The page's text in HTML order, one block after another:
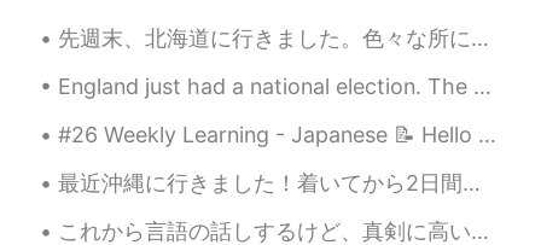
FR EN
Thanks you
Sanchez 2020.01.15 08:05
先週末、北海道に行きました。色々な所に行けて良かったです。ビールが大好きだから、いっぱいサッポロビールを飲みました。サッポロビール博物館でしか買えないビールがあって本当に美味しかったです。天気は...
England just had a national election. The worst result has come of it, and I never want to return...
#26 Weekly Learning - Japanese 📝 Hello HT friends 😄, Welcome to my weekly learning of 🇰🇷🇯🇵🇷🇺 ❓...
最近沖縄に行きました！着いてから2日間台風が来てしまったのに、多分僕の人生で一番いいホリデーだったと思います。本当にすごい経験でした。海の水でたくさんの色々な種類の魚を見た時信じられませんでした...
これから言語の話しするけど、真剣に高いレベルで英語を話せるようなりたい人に向けて話しをする。ただただ楽しいからなんとなく勉強しようという人はそこまで考えなくていいと思うので、好きにして楽しんでく...